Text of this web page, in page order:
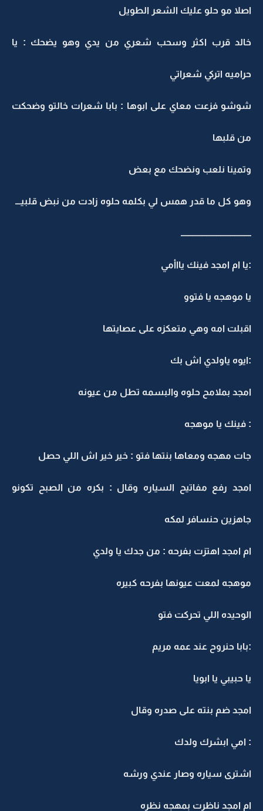
اصلا مو حلو عليك الشعر الطويل
خالد قرب اكثر وسحب شعري من يدي وهو يضحك : يا
حراميه اتركي شعراتي
شوشو فزعت معاي على ابوها : بابا شعرات خالتو وضحكت
من قلبها
وتمينا نلعب ونضحك مع بعض
وهو كل ما قدر همس لي بكلمه حلوه زادت من نبض قلبيـــ
ــــــــــــــــــــــــــــــــــــــــ
:يا ام امجد فينك يااأمي
يا موهجه يا فتوو
اقبلت امه وهي متعكزه على عصايتها
:ايوه ياولدي اش بك
امجد بملامح حلوه والبسمه تطل من عيونه
: فينك يا موهجه
جات مهجه ومعاها بنتها فتو : خير خير اش اللي حصل
امجد رفع مفاتيح السياره وقال : بكره من الصبح تكونو
جاهزين حنسافر لمكه
ام امجد اهتزت بفرحه : من جدك يا ولدي
موهجه لمعت عيونها بفرحه كبيره
الوحيده اللي تحركت فتو
:بابا حنروح عند عمه مريم
يا حبيبي يا ابويا
امجد ضم بنته على صدره وقال
: امي ابشرك ولدك
اشترى سياره وصار عندي ورشه
ام امجد ناظرت بمهجه نظره